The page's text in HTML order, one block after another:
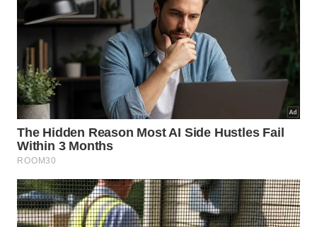
Rua Dom Bosco, 466 – Bairro Castelo – Batatais –
SP – 14300-000